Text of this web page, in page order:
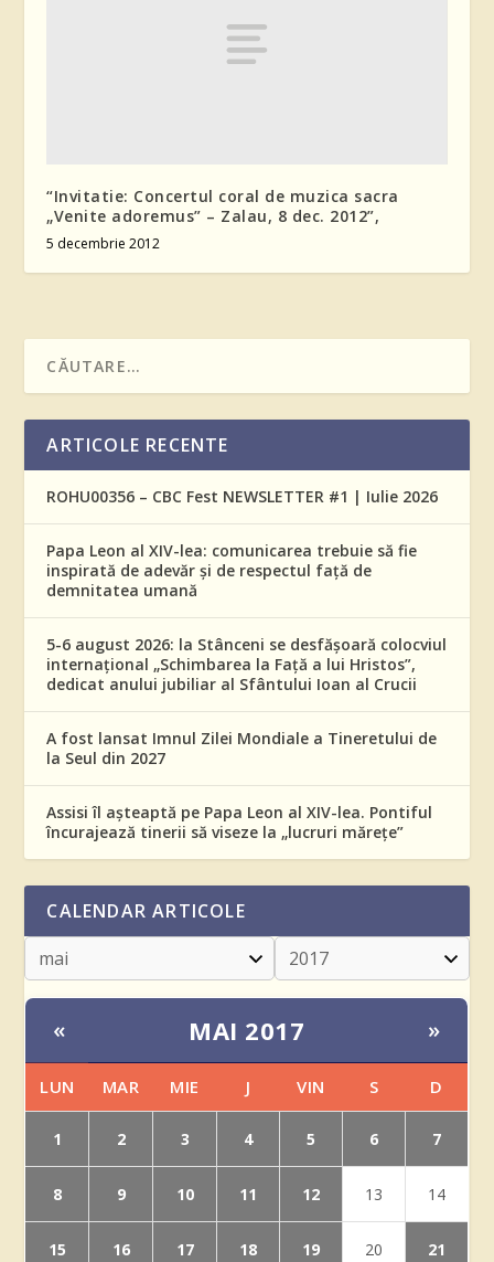
“Invitatie: Concertul coral de muzica sacra
„Venite adoremus” – Zalau, 8 dec. 2012”,
5 decembrie 2012
ARTICOLE RECENTE
ROHU00356 – CBC Fest NEWSLETTER #1 | Iulie 2026
Papa Leon al XIV-lea: comunicarea trebuie să fie
inspirată de adevăr și de respectul față de
demnitatea umană
5-6 august 2026: la Stânceni se desfășoară colocviul
internațional „Schimbarea la Față a lui Hristos”,
dedicat anului jubiliar al Sfântului Ioan al Crucii
A fost lansat Imnul Zilei Mondiale a Tineretului de
la Seul din 2027
Assisi îl așteaptă pe Papa Leon al XIV-lea. Pontiful
încurajează tinerii să viseze la „lucruri mărețe”
CALENDAR ARTICOLE
« MAI 2017 »
LUN MAR MIE J VIN S D
1 2 3 4 5 6 7
8 9 10 11 12 13 14
15 16 17 18 19 20 21